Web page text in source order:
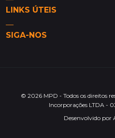
De olho na MPD
Dicas da MPD
Guia de Bairros
LINKS ÚTEIS
Site MPD
Sobre Nós
SIGA-NOS
© 2026 MPD - Todos os direitos
Incorporações LTDA -
Desenvolvido por